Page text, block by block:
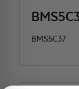
BMS5C37